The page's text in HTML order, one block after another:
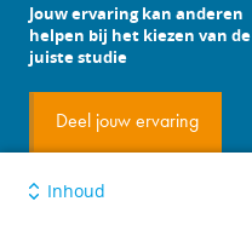
Jouw ervaring kan anderen
helpen bij het kiezen van de
juiste studie
Deel jouw ervaring
Inhoud